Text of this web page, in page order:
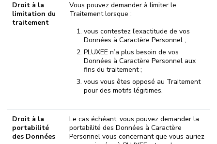
Droit à la
limitation du
traitement
Vous pouvez demander à limiter le
Traitement lorsque :
vous contestez l’exactitude de vos
Données à Caractère Personnel ;
PLUXEE n’a plus besoin de vos
Données à Caractère Personnel aux
fins du traitement ;
vous vous êtes opposé au Traitement
pour des motifs légitimes.
Droit à la
portabilité
des Données
Le cas échéant, vous pouvez demander la
portabilité des Données à Caractère
Personnel vous concernant que vous auriez